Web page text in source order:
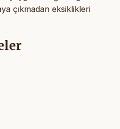
çıkmadan eksiklikleri